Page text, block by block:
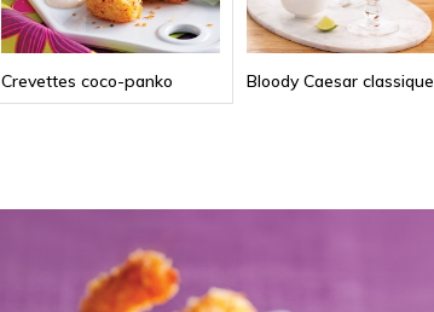
Crevettes coco-panko Bloody Caesar classique